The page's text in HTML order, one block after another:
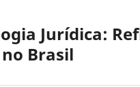
Jurídica:
Brasil